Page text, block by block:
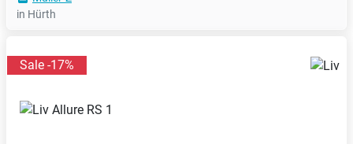
in Hürth
Sale -17%